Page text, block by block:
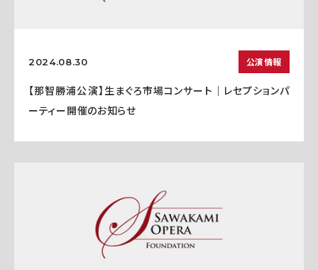
2024.08.30 公演情報
【那智勝浦公演】生まぐろ市場コンサート｜レセプションパ
ーティー開催のお知らせ